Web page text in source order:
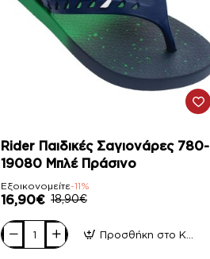
-11%
Rider Παιδικές Σαγιονάρες 780-
19080 Μπλέ Πράσινο
Εξοικονομείτε-11%
16,90€ 18,90€
Rider
Παιδικές
Προσθήκη στο Καλάθι